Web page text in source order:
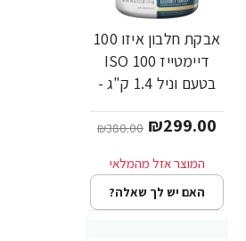
-21%
אבקת חלבון איזו 100
דיימטייז ISO 100
בטעם וניל 1.4 ק"ג -
Nutrition
₪299.00
₪380.00
האם יש לך שאלה?